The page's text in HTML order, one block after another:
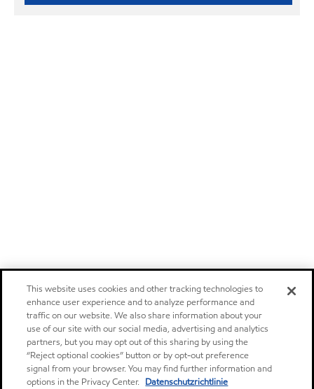
This website uses cookies and other tracking technologies to
enhance user experience and to analyze performance and
traffic on our website. We also share information about your
use of our site with our social media, advertising and analytics
partners, but you may opt out of this sharing by using the
“Reject optional cookies” button or by opt-out preference
signal from your browser. You may find further information and
options in the Privacy Center. Datenschutzrichtlinie